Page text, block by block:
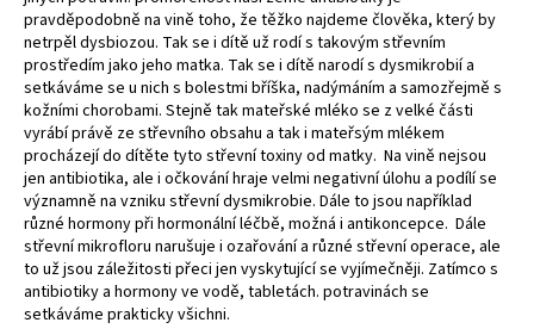
pravděpodobně na vině toho, že těžko najdeme člověka, který by
netrpěl dysbiozou. Tak se i dítě už rodí s takovým střevním
prostředím jako jeho matka. Tak se i dítě narodí s dysmikrobií a
setkáváme se u nich s bolestmi bříška, nadýmáním a samozřejmě s
kožními chorobami. Stejně tak mateřské mléko se z velké části
vyrábí právě ze střevního obsahu a tak i mateřsým mlékem
procházejí do dítěte tyto střevní toxiny od matky. Na vině nejsou
jen antibiotika, ale i očkování hraje velmi negativní úlohu a podílí se
významně na vzniku střevní dysmikrobie. Dále to jsou například
různé hormony při hormonální léčbě, možná i antikoncepce. Dále
střevní mikrofloru narušuje i ozařování a různé střevní operace, ale
to už jsou záležitosti přeci jen vyskytující se vyjímečněji. Zatímco s
antibiotiky a hormony ve vodě, tabletách. potravinách se
setkáváme prakticky všichni.